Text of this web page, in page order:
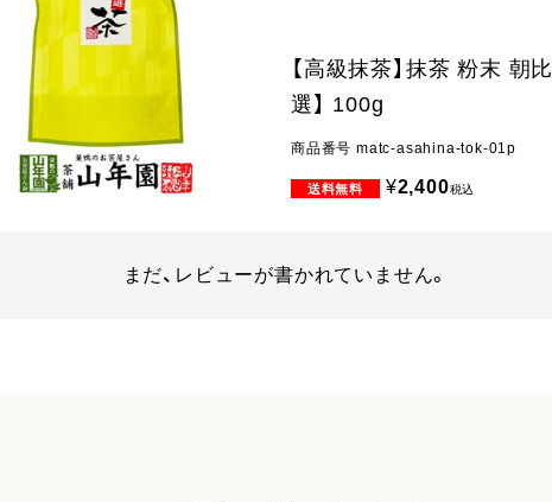
【高級抹茶】抹茶 粉末 朝
選】 100g
商品番号 matc-asahina-tok-01p
¥2,400税込
まだ、レビューが書かれていません。